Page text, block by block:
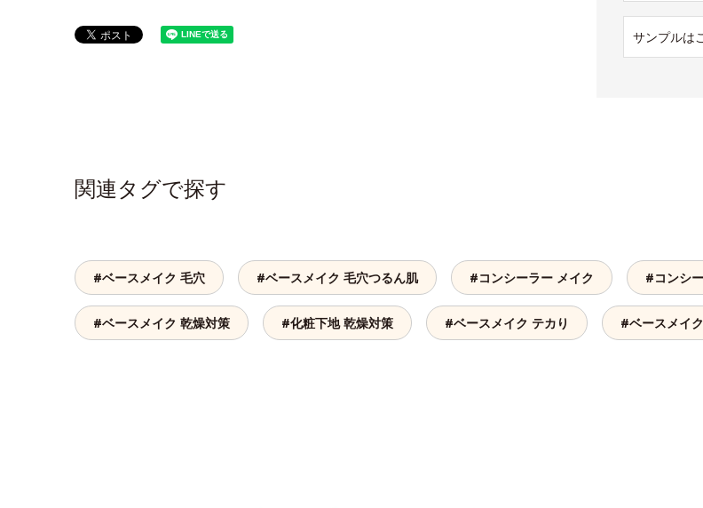
サンプルは
関連タグで探す
#ベースメイク 毛穴 #ベースメイク 毛穴つるん肌 #コンシーラー メイク #コンシ
#ベースメイク 乾燥対策 #化粧下地 乾燥対策 #ベースメイク テカり #ベースメイ